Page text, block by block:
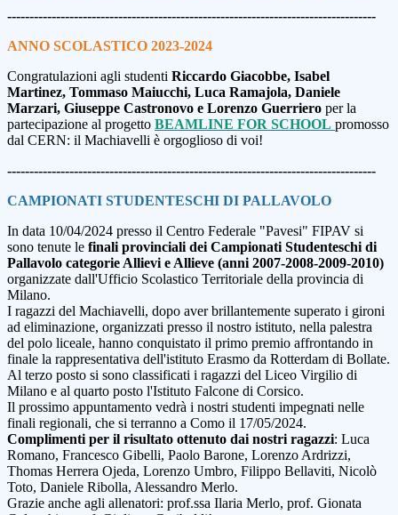
-----------------------------------------------------------------------------------
ANNO SCOLASTICO 2023-2024
Congratulazioni agli studenti Riccardo Giacobbe, Isabel
Martinez, Tommaso Maiucchi, Luca Ramajola, Daniele
Marzari, Giuseppe Castronovo e Lorenzo Guerriero per la
partecipazione al progetto BEAMLINE FOR SCHOOL promosso
dal CERN: il Machiavelli è orgoglioso di voi!
-----------------------------------------------------------------------------------
CAMPIONATI STUDENTESCHI DI PALLAVOLO
In data 10/04/2024 presso il Centro Federale "Pavesi" FIPAV si
sono tenute le finali provinciali dei Campionati Studenteschi di
Pallavolo categorie Allievi e Allieve (anni 2007-2008-2009-2010)
organizzate dall'Ufficio Scolastico Territoriale della provincia di
Milano.
I ragazzi del Machiavelli, dopo aver brillantemente superato i gironi
ad eliminazione, organizzati presso il nostro istituto, nella palestra
del polo liceale, hanno conquistato il primo premio affrontando in
finale la rappresentativa dell'istituto Erasmo da Rotterdam di Bollate.
Al terzo posto si sono classificati i ragazzi del Liceo Virgilio di
Milano e al quarto posto l'Istituto Falcone di Corsico.
Il prossimo appuntamento vedrà i nostri studenti impegnati nelle
finali regionali, che si terranno a Como il 17/05/2024.
Complimenti per il risultato ottenuto dai nostri ragazzi: Luca
Romano, Francesco Gibelli, Paolo Barone, Lorenzo Ardrizzi,
Thomas Herrera Ojeda, Lorenzo Umbro, Filippo Bellaviti, Nicolò
Toto, Daniele Ribolla, Alessandro Merlo.
Grazie anche agli allenatori: prof.ssa Ilaria Merlo, prof. Gionata